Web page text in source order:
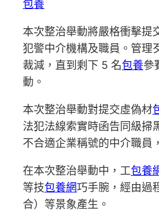
包養
本次整治舉動將嚴格衝擊提
犯警中介機構及職員。管理
裁減，直到剩下 5 名包養參
動。
本次整治舉動對提交虛偽材
法犯法線索實時函告同級掃
不合適企業稱號的中介職員
在本次整治舉動中，工包養
等技包養網巧手腕，經由過
合）等景象產生。